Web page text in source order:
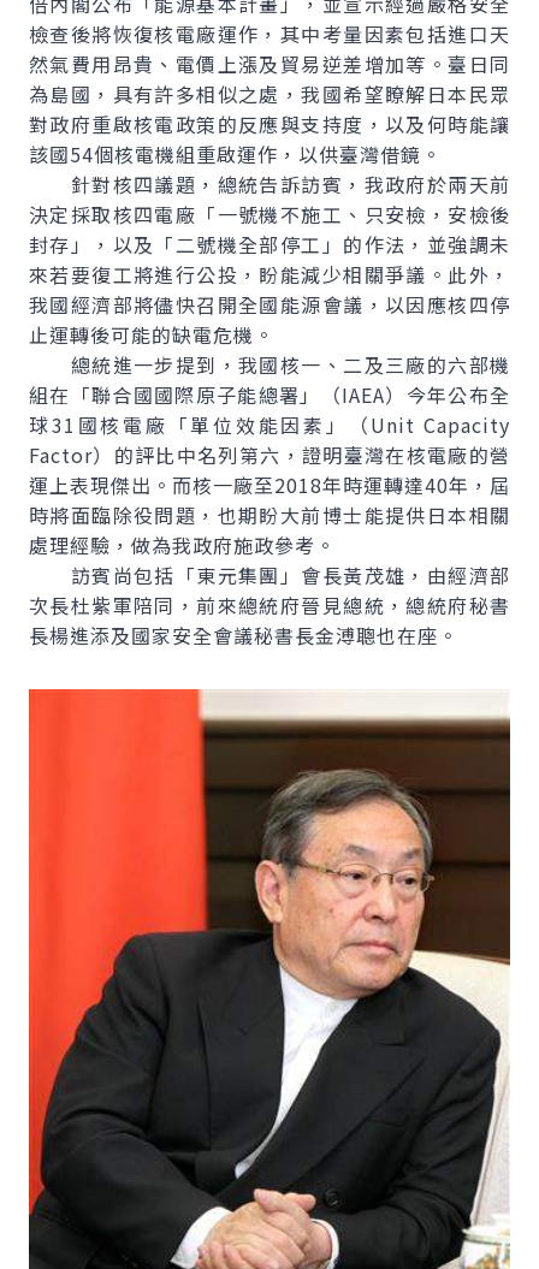
檢查後將恢復核電廠運作，其中考量因素包括進口天
然氣費用昂貴、電價上漲及貿易逆差增加等。臺日同
為島國，具有許多相似之處，我國希望瞭解日本民眾
對政府重啟核電政策的反應與支持度，以及何時能讓
該國54個核電機組重啟運作，以供臺灣借鏡。
針對核四議題，總統告訴訪賓，我政府於兩天前
決定採取核四電廠「一號機不施工、只安檢，安檢後
封存」，以及「二號機全部停工」的作法，並強調未
來若要復工將進行公投，盼能減少相關爭議。此外，
我國經濟部將儘快召開全國能源會議，以因應核四停
止運轉後可能的缺電危機。
總統進一步提到，我國核一、二及三廠的六部機
組在「聯合國國際原子能總署」（IAEA）今年公布全
球31國核電廠「單位效能因素」（Unit Capacity
Factor）的評比中名列第六，證明臺灣在核電廠的營
運上表現傑出。而核一廠至2018年時運轉達40年，屆
時將面臨除役問題，也期盼大前博士能提供日本相關
處理經驗，做為我政府施政參考。
訪賓尚包括「東元集團」會長黃茂雄，由經濟部
次長杜紫軍陪同，前來總統府晉見總統，總統府秘書
長楊進添及國家安全會議秘書長金溥聰也在座。